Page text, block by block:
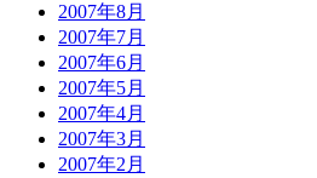
2007年8月
2007年7月
2007年6月
2007年5月
2007年4月
2007年3月
2007年2月